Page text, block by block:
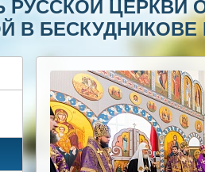
РУССКОЙ ЦЕРКВИ
В